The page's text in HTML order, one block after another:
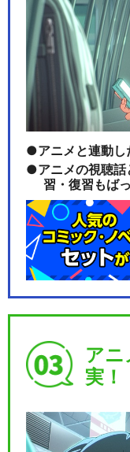
アニメと連動
アニメの視聴
習・復習もば
アニ
実！